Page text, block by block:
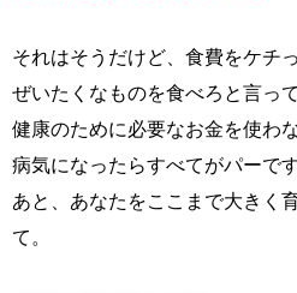
それはそうだけど、食費をケチ
ぜいたくなものを食べろと言っ
健康のために必要なお金を使わ
病気になったらすべてがパーで
あと、あなたをここまで大きく
て。